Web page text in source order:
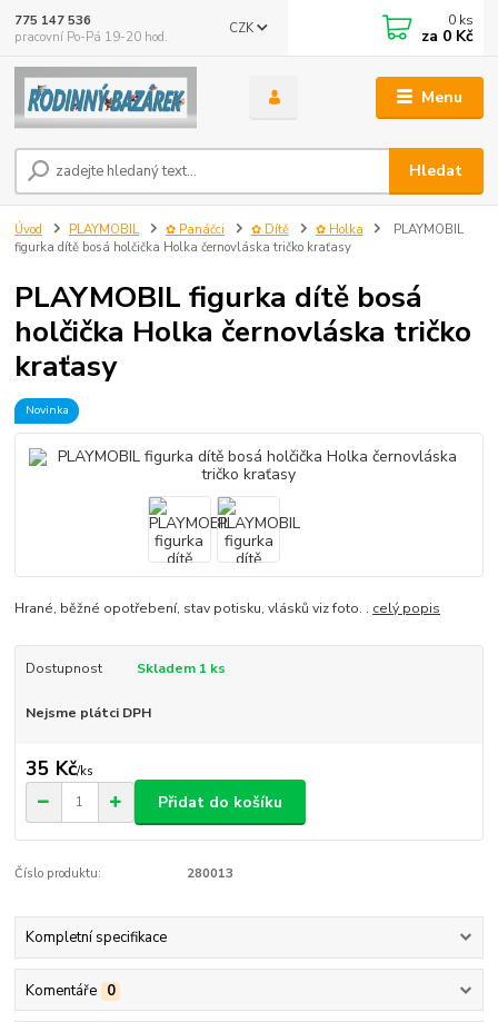
Menu
CZK
Hledat
775 147 536
pracovní Po-Pá 19-20 hod.
0 ks
za 0 Kč
Úvod PLAYMOBIL ✿ Panáčci ✿ Dítě ✿ Holka
PLAYMOBIL
figurka dítě bosá holčička Holka černovláska tričko kraťasy
PLAYMOBIL figurka dítě bosá
holčička Holka černovláska tričko
kraťasy
Novinka
Hrané, běžné opotřebení, stav potisku, vlásků viz foto. . celý popis
Dostupnost Skladem 1 ks
Nejsme plátci DPH
35 Kč/ks
Přidat do košíku
Číslo produktu: 280013
Kompletní specifikace
Komentáře 0